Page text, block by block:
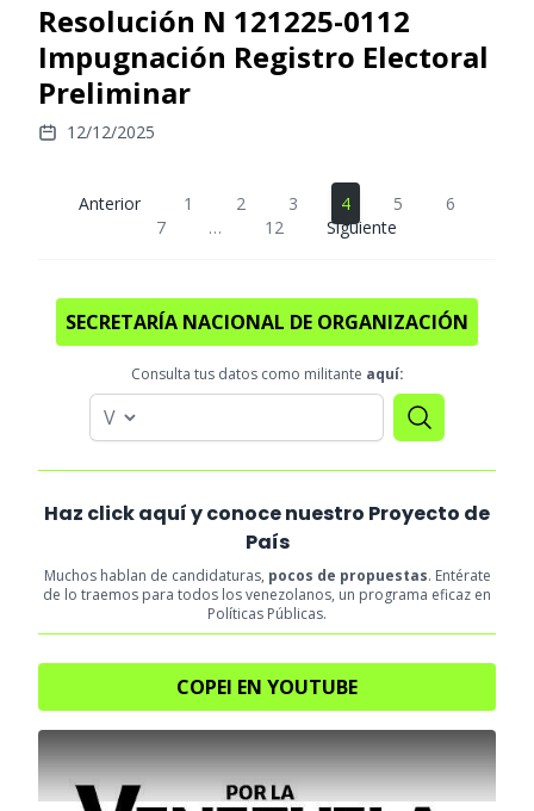
Resolución N 121225-0112
Impugnación Registro Electoral
Preliminar
12/12/2025
Anterior 1 2 3 4 5
6
7
… 12 Siguiente
SECRETARÍA NACIONAL DE ORGANIZACIÓN
Consulta tus datos como militante aquí:
Haz click aquí y conoce nuestro Proyecto de
País
Muchos hablan de candidaturas, pocos de propuestas. Entérate
de lo traemos para todos los venezolanos, un programa eficaz en
Políticas Públicas.
COPEI EN YOUTUBE